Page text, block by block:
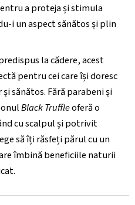
a proteja și stimula
i un aspect sănătos și plin
la cădere, acest
pentru cei care își doresc
sănătos. Fără parabeni și
Black Truffleoferă o
cu scalpul și potrivit
să îți răsfeți părul cu un
îmbină beneficiile naturii